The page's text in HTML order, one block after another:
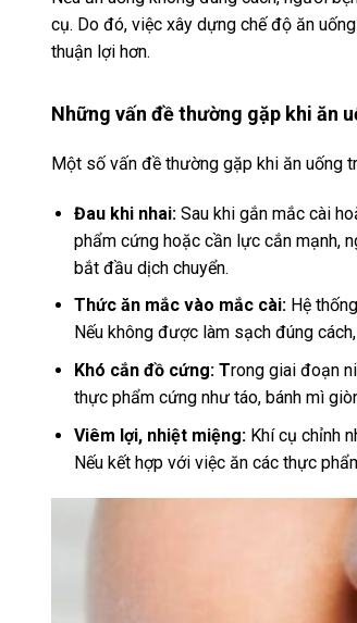
cụ. Do đó, việc xây dựng chế độ ăn
thuận lợi hơn.
Những vấn đề thường gặp khi ăn
Một số vấn đề thường gặp khi ăn uống
Đau khi nhai: Sau khi gắn mắc cài
phẩm cứng hoặc cần lực cắn mạnh,
bắt đầu dịch chuyển.
Thức ăn mắc vào mắc cài: Hệ
Nếu không được làm sạch đúng
Khó cắn đồ cứng: Trong giai đoạn
thực phẩm cứng như táo, bánh mì
Viêm lợi, nhiệt miệng: Khí cụ chỉnh
Nếu kết hợp với việc ăn các thực